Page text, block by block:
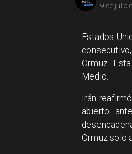
9 de julio
Estados
Ormuz.
Medio.
Irán
abierto
Ormuz solo